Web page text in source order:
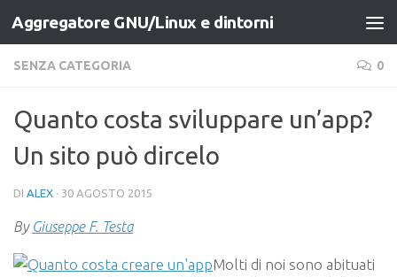
Salta al contenuto
Aggregatore GNU/Linux e dintorni
SENZA CATEGORIA 0
Quanto costa sviluppare un’app?
Un sito può dircelo
DI ALEX · 30 AGOSTO 2015
By Giuseppe F. Testa
Molti di noi sono abituati